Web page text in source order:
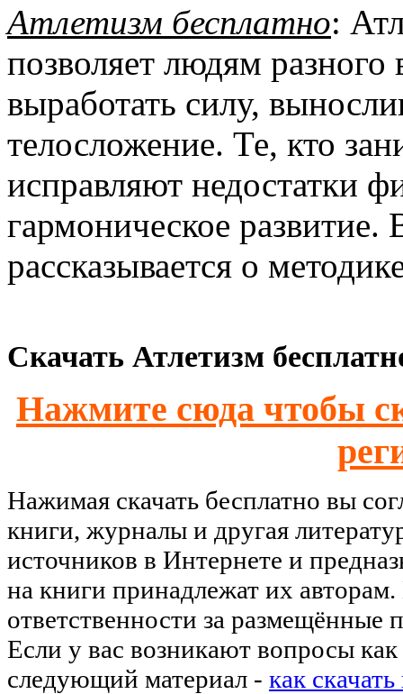
Атлетизм бесплатно:
позволяет людям разного
выработать силу,
телосложение. Те, кто
исправляют недостатки
гармоническое развитие.
рассказывается о
Скачать Атлетизм
Нажмите сюда чтобы
Нажимая скачать бесплатно вы
книги, журналы и другая
источников в Интернете и
на книги принадлежат их
ответственности за размещённые
Если у вас возникают вопросы как
следующий материал - как